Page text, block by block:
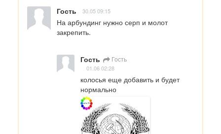
Гость 30.05 09:15
На арбундинг нужно серп и молот
закрепить.
Гость Гость
01.06 02:28
колосья еще добавить и будет
нормально